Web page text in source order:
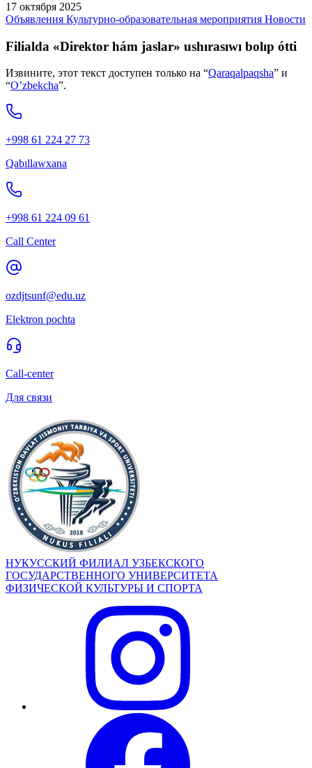
17 октября 2025
Объявления Культурно-образовательная мероприятия Новости
Filialda «Direktor hám jaslar» ushırasıwı bolıp ótti
Извините, этот текст доступен только на “Qaraqalpaqsha” и
“O’zbekcha”.
+998 61 224 27 73
Qabıllawxana
+998 61 224 09 61
Call Center
ozdjtsunf@edu.uz
Elektron pochta
Call-center
Для связи
НУКУССКИЙ ФИЛИАЛ УЗБЕКСКОГО
ГОСУДАРСТВЕННОГО УНИВЕРСИТЕТА
ФИЗИЧЕСКОЙ КУЛЬТУРЫ И СПОРТА